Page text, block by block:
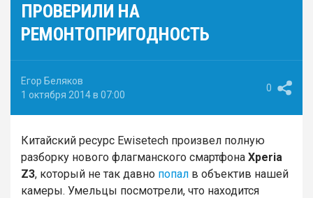
ПРОВЕРИЛИ НА
РЕМОНТОПРИГОДНОСТЬ
Егор Беляков
1 октября 2014 в 07:00
0
Китайский ресурс Ewisetech произвел полную
разборку нового флагманского смартфона Xperia
Z3, который не так давно попал в объектив нашей
камеры. Умельцы посмотрели, что находится